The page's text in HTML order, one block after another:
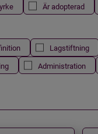
Är adopterad
Lagstiftning
Administration